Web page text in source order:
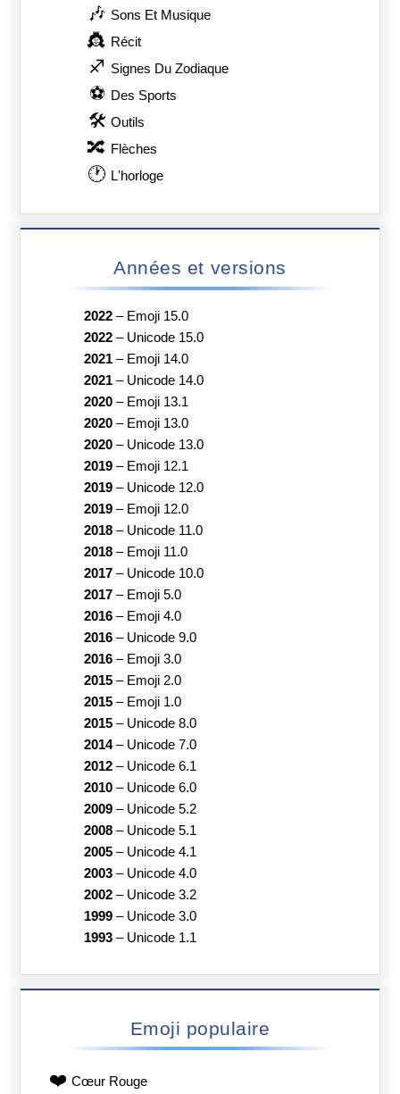
🎶 Sons Et Musique
👸 Récit
♐ Signes Du Zodiaque
⚽ Des Sports
🛠 Outils
🔀 Flèches
🕐 L'horloge
Années et versions
2022– Emoji 15.0
2022– Unicode 15.0
2021– Emoji 14.0
2021– Unicode 14.0
2020– Emoji 13.1
2020– Emoji 13.0
2020– Unicode 13.0
2019– Emoji 12.1
2019– Unicode 12.0
2019– Emoji 12.0
2018– Unicode 11.0
2018– Emoji 11.0
2017– Unicode 10.0
2017– Emoji 5.0
2016– Emoji 4.0
2016– Unicode 9.0
2016– Emoji 3.0
2015– Emoji 2.0
2015– Emoji 1.0
2015– Unicode 8.0
2014– Unicode 7.0
2012– Unicode 6.1
2010– Unicode 6.0
2009– Unicode 5.2
2008– Unicode 5.1
2005– Unicode 4.1
2003– Unicode 4.0
2002– Unicode 3.2
1999– Unicode 3.0
1993– Unicode 1.1
Emoji populaire
❤️ Cœur Rouge